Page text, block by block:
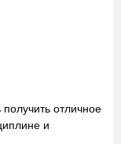
отличное
и